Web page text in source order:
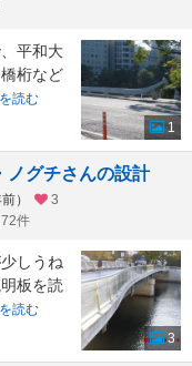
平和大
桁など
読む
1
ノグチさんの設計
）
3
件
しうね
板を読
読む
3